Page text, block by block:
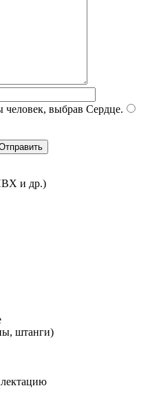
человек, выбрав Сердце.
и др.)
штанги)